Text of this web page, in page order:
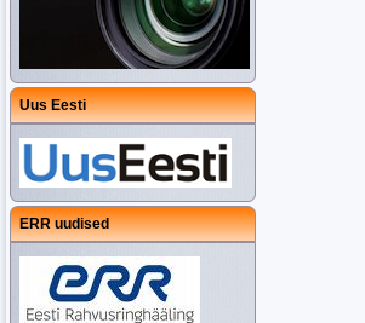
Uus Eesti
ERR uudised